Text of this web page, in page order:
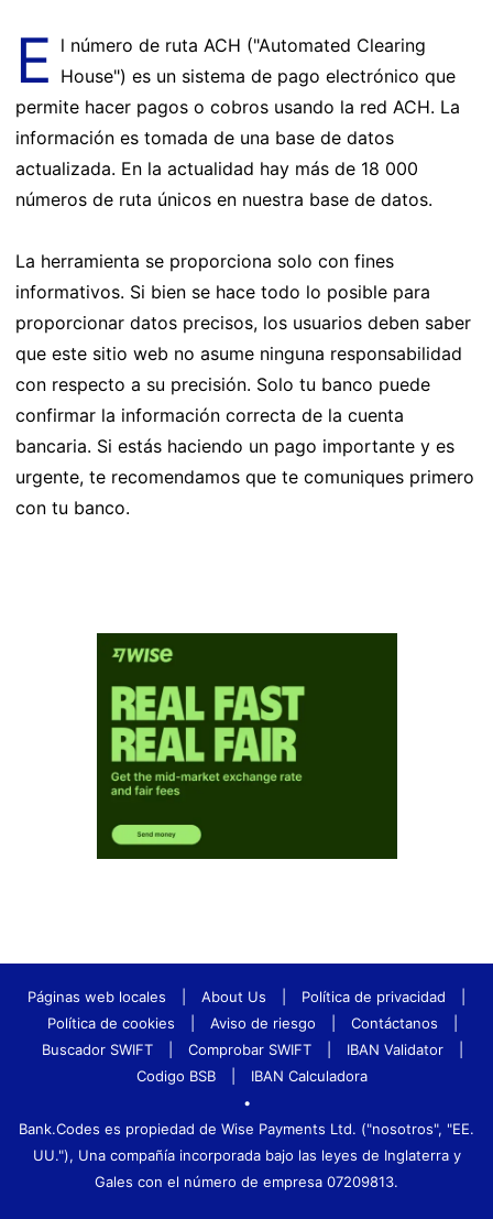
E l número de ruta ACH ("Automated Clearing
House") es un sistema de pago electrónico que
permite hacer pagos o cobros usando la red ACH. La
información es tomada de una base de datos
actualizada. En la actualidad hay más de 18 000
números de ruta únicos en nuestra base de datos.
La herramienta se proporciona solo con fines
informativos. Si bien se hace todo lo posible para
proporcionar datos precisos, los usuarios deben saber
que este sitio web no asume ninguna responsabilidad
con respecto a su precisión. Solo tu banco puede
confirmar la información correcta de la cuenta
bancaria. Si estás haciendo un pago importante y es
urgente, te recomendamos que te comuniques primero
con tu banco.
Páginas web locales About Us Política de privacidad
Política de cookies
Aviso de riesgo Contáctanos
Buscador SWIFT
Comprobar SWIFT IBAN Validator
Codigo BSB
IBAN Calculadora
•
Bank.Codes es propiedad de Wise Payments Ltd. ("nosotros", "EE.
UU."), Una compañía incorporada bajo las leyes de Inglaterra y
Gales con el número de empresa 07209813.